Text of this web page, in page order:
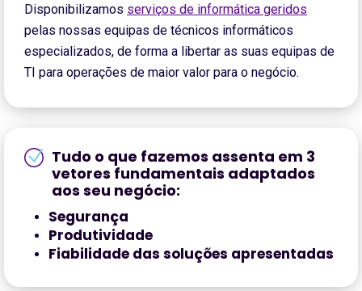
Disponibilizamos serviços de informática geridos
pelas nossas equipas de técnicos informáticos
especializados, de forma a libertar as suas equipas de
TI para operações de maior valor para o negócio.
Tudo o que fazemos assenta em 3
vetores fundamentais adaptados
aos seu negócio:
Segurança
Produtividade
Fiabilidade das soluções apresentadas